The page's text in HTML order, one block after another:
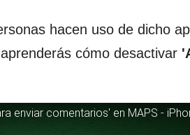
hacen uso de dicho
cómo desactivar
enviar comentarios' en MAPS -